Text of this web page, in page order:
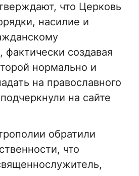
что Церковь
насилие и
создавая
нормально и
на православного
на сайте
обратили
что